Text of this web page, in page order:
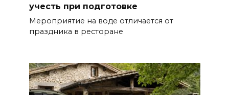
учесть при подготовке
Мероприятие на воде отличается от
праздника в ресторане